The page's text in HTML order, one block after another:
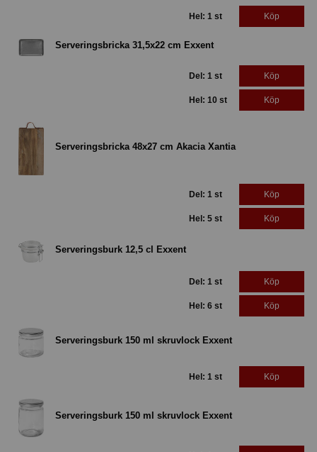
Hel: 1 st Köp
Serveringsbricka 31,5x22 cm Exxent
Del: 1 st Köp
Hel: 10 st Köp
Serveringsbricka 48x27 cm Akacia Xantia
Del: 1 st Köp
Hel: 5 st Köp
Serveringsburk 12,5 cl Exxent
Del: 1 st Köp
Hel: 6 st Köp
Serveringsburk 150 ml skruvlock Exxent
Hel: 1 st Köp
Serveringsburk 150 ml skruvlock Exxent